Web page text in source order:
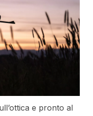
e pronto al